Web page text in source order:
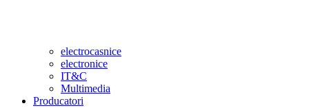
electrocasnice
electronice
IT&C
Multimedia
Producatori